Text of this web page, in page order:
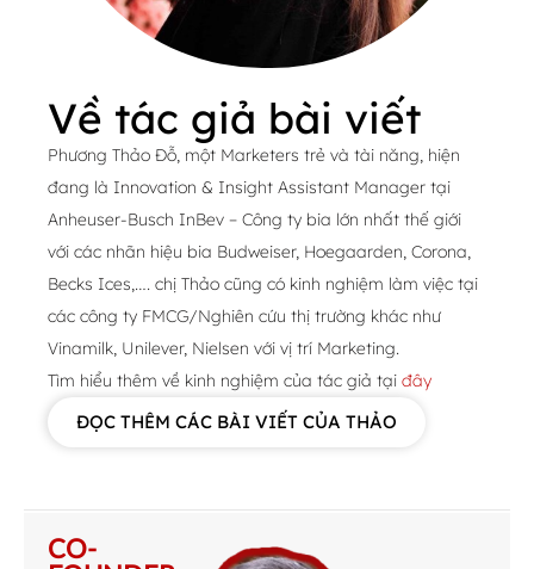
Về tác giả bài viết
Phương Thảo Đỗ, một Marketers trẻ và tài năng, hiện
đang là Innovation & Insight Assistant Manager tại
Anheuser-Busch InBev – Công ty bia lớn nhất thế giới
với các nhãn hiệu bia Budweiser, Hoegaarden, Corona,
Becks Ices,…. chị Thảo cũng có kinh nghiệm làm việc tại
các công ty FMCG/Nghiên cứu thị trường khác như
Vinamilk, Unilever, Nielsen với vị trí Marketing.
Tìm hiểu thêm về kinh nghiệm của tác giả tại đây
ĐỌC THÊM CÁC BÀI VIẾT CỦA THẢO
CO-